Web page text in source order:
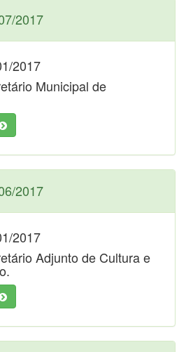
2017
2017
Municipal de
2017
2017
Adjunto de Cultura e